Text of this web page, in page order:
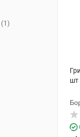
(1)
шт